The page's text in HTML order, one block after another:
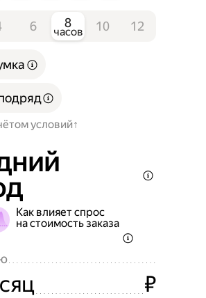
6 8
часов 10 12
условий
Как влияет спрос
на стоимость заказа
₽